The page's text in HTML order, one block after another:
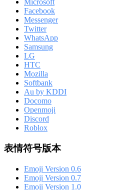
Microsoft
Facebook
Messenger
Twitter
WhatsApp
Samsung
LG
HTC
Mozilla
Softbank
Au by KDDI
Docomo
Openmoji
Discord
Roblox
表情符号版本
Emoji Version 0.6
Emoji Version 0.7
Emoji Version 1.0